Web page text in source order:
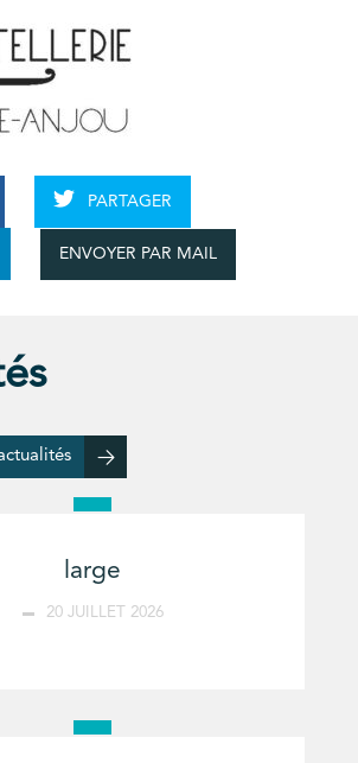
PARTAGER
ENVOYER PAR MAIL
large
20 JUILLET 2026